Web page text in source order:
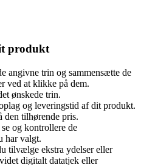
produkt
angivne trin og sammensætte de
ved at klikke på dem.
ønskede trin.
og leveringstid af dit produkt.
den tilhørende pris.
og kontrollere de
har valgt.
tilvælge ekstra ydelser eller
digitalt datatjek eller